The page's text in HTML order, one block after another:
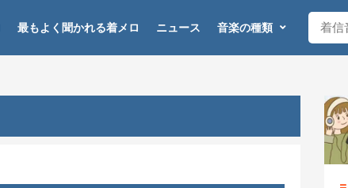
最もよく聞かれる着メロ ニュース 音楽の種類